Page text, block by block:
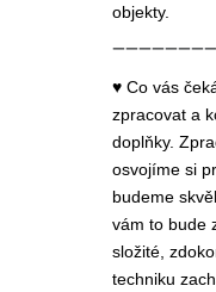
objekty.
♥ Co vás
zpracovat a
doplňky.
osvojíme si
budeme
vám to bude
složité,
techniku